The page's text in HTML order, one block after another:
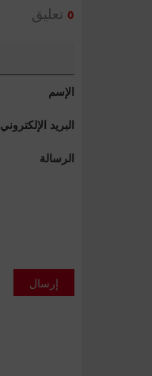
0 تعليق
الإسم
البريد الإلكتروني
الرسالة
إرسال